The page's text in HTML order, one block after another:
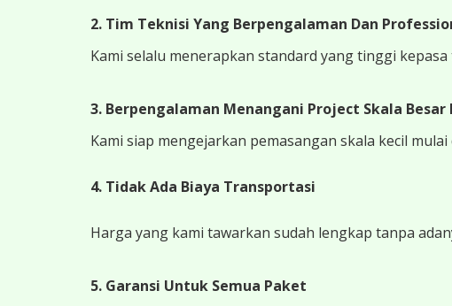
2. Tim Teknisi Yang Berpengalaman Dan
Kami selalu menerapkan standard yang tinggi
3. Berpengalaman Menangani Project Skala Besar
Kami siap mengejarkan pemasangan skala kecil
4. Tidak Ada Biaya Transportasi
Harga yang kami tawarkan sudah lengkap tanpa
5. Garansi Untuk Semua Paket